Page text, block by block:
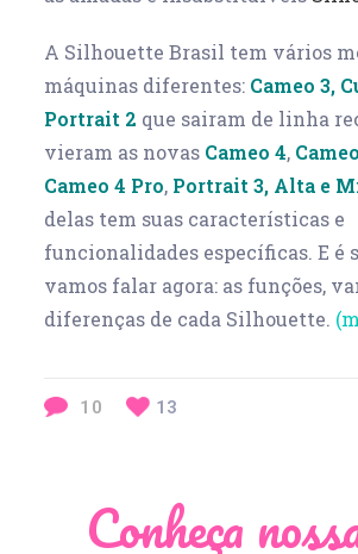
A Silhouette Brasil tem vários
máquinas diferentes: Cameo 3,
Portrait 2 que sairam de linha
vieram as novas Cameo 4,
Cameo 4 Pro, Portrait 3, Alta e
delas tem suas características e
funcionalidades específicas. E é
vamos falar agora: as funções,
diferenças de cada Silhouette.
10 13
Conheça